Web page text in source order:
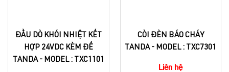
ĐẦU DÒ KHÓI NHIỆT KẾT
HỢP 24VDC KÈM ĐẾ
TANDA - MODEL : TXC1101
CÒI ĐÈN BÁO CHÁY
TANDA - MODEL : TXC7301
Liên hệ